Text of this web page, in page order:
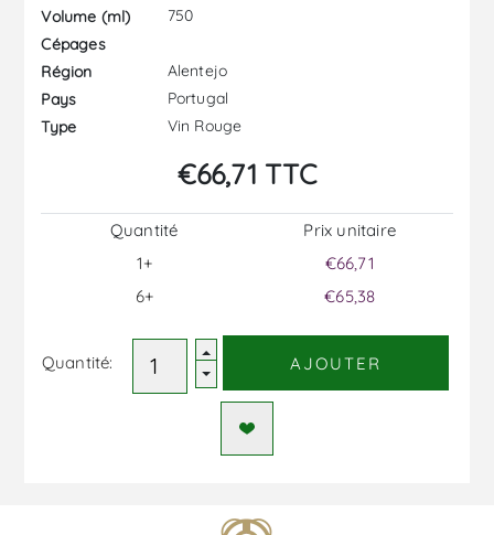
Volume (ml)
750
Cépages
Région
Alentejo
Pays
Portugal
Type
Vin Rouge
€66,71 TTC
Quantité
1+
6+
Prix ​​unitaire
€66,71
€65,38
Quantité: AJOUTER